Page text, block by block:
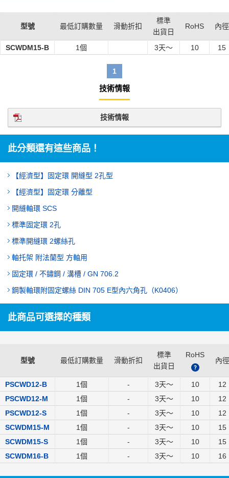
型號 最低訂購數量 滑動折扣
標準
出貨日
RoHS 內徑
SCWDM15-B 1個 3天～ 10 15
1
技術情報
技術情報
此分類還有這些商品！
【經濟型】固定環 開縫型 2孔型
【經濟型】固定環 分離型
開縫軸環 SCS
標準固定環 2孔
標準開縫環 2螺絲孔
軸托架 附法蘭型 方軸用
固定環 / 不鏽鋼 / 溝槽 / GN 706.2
鋼製軸環附固定螺絲 DIN 705 E型內六角孔（K0406）
此商品可選擇的種類
型號 最低訂購數量 滑動折扣
標準
出貨日
RoHS
內徑
PSCWD12-B 1個 - 3天～ 10
12
PSCWD12-M
1個 - 3天～ 10
12
PSCWD12-S
1個 - 3天～ 10
12
SCWDM15-M
1個 - 3天～ 10
15
SCWDM15-S
1個 - 3天～ 10
15
SCWDM16-B
1個 - 3天～ 10 16